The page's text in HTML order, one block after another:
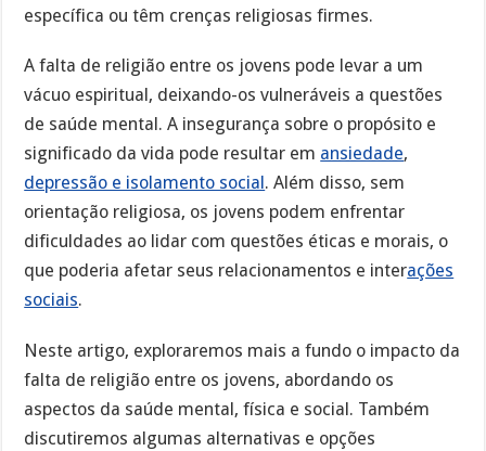
específica ou têm crenças religiosas firmes.
A falta de religião entre os jovens pode levar a um
vácuo espiritual, deixando-os vulneráveis a questões
de saúde mental. A insegurança sobre o propósito e
significado da vida pode resultar em ansiedade,
depressão e isolamento social . Além disso, sem
orientação religiosa, os jovens podem enfrentar
dificuldades ao lidar com questões éticas e morais, o
que poderia afetar seus relacionamentos e interações
sociais.
Neste artigo, exploraremos mais a fundo o impacto da
falta de religião entre os jovens, abordando os
aspectos da saúde mental, física e social. Também
discutiremos algumas alternativas e opções